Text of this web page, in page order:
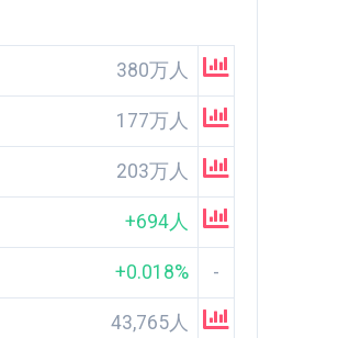
380万人
177万人
203万人
+694人
+0.018% -
43,765人